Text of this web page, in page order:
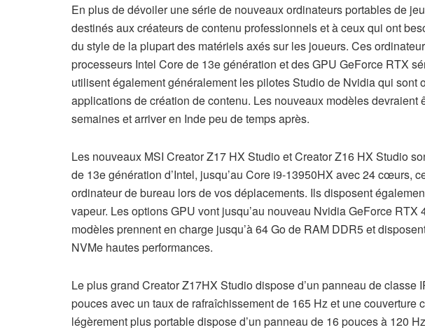
En plus de dévoiler une série de nouveaux ordinateurs portables de
destinés aux créateurs de contenu professionnels et à ceux qui ont
du style de la plupart des matériels axés sur les joueurs. Ces
processeurs Intel Core de 13e génération et des GPU GeForce RTX
utilisent également généralement les pilotes Studio de Nvidia qui sont
applications de création de contenu. Les nouveaux modèles devraient
semaines et arriver en Inde peu de temps après.
Les nouveaux MSI Creator Z17 HX Studio et Creator Z16 HX Studio
de 13e génération d’Intel, jusqu’au Core i9-13950HX avec 24 cœurs,
ordinateur de bureau lors de vos déplacements. Ils disposent
vapeur. Les options GPU vont jusqu’au nouveau Nvidia GeForce
modèles prennent en charge jusqu’à 64 Go de RAM DDR5 et
NVMe hautes performances.
Le plus grand Creator Z17HX Studio dispose d’un panneau de classe
pouces avec un taux de rafraîchissement de 165 Hz et une
légèrement plus portable dispose d’un panneau de 16 pouces à 120